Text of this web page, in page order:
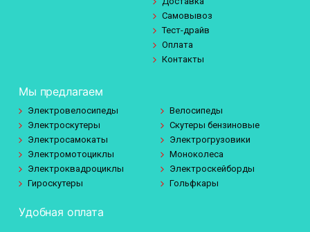
Самовывоз
Тест-драйв
Оплата
Контакты
Мы предлагаем
Электровелосипеды
Велосипеды
Электроскутеры
Скутеры бензиновые
Электросамокаты
Электрогрузовики
Электромотоциклы
Моноколеса
Электроквадроциклы
Электроскейборды
Гироскутеры
Гольфкары
Удобная оплата